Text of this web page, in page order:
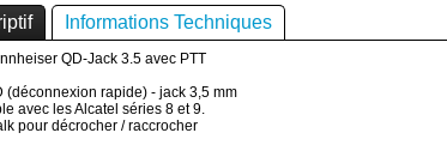
Informations Techniques
QD-Jack 3.5 avec PTT
(déconnexion rapide) - jack 3,5 mm
avec les Alcatel séries 8 et 9.
pour décrocher / raccrocher